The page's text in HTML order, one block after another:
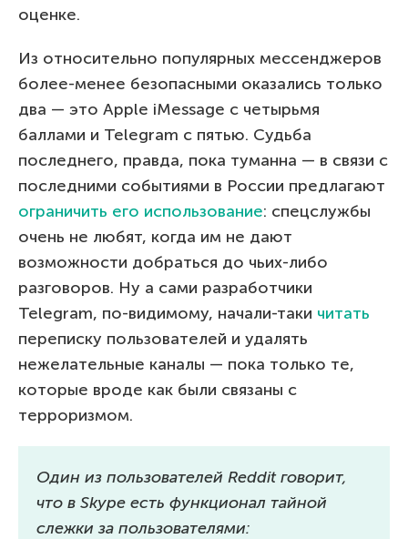
оценке.
Из относительно популярных мессенджеров
более-менее безопасными оказались только
два — это Apple iMessage с четырьмя
баллами и Telegram с пятью. Судьба
последнего, правда, пока туманна — в связи с
последними событиями в России предлагают
ограничить его использование: спецслужбы
очень не любят, когда им не дают
возможности добраться до чьих-либо
разговоров. Ну а сами разработчики
Telegram, по-видимому, начали-таки читать
переписку пользователей и удалять
нежелательные каналы — пока только те,
которые вроде как были связаны с
терроризмом.
Один из пользователей Reddit говорит,
что в Skype есть функционал тайной
слежки за пользователями: